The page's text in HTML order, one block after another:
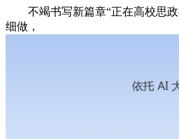
不竭书写新篇章“正在高校思政
细做，